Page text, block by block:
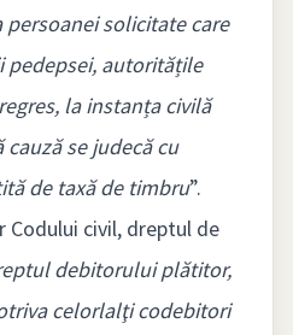
persoanei solicitate care
pedepsei, autoritățile
la instanța civilă
se judecă cu
de taxă de timbru”.
Codului civil, dreptul de
debitorului plătitor,
celorlalţi codebitori